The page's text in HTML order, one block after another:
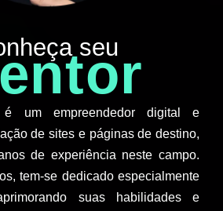
seu
é um empreendedor digital e
de sites e páginas de destino,
de experiência neste campo.
tem-se dedicado especialmente
suas habilidades e